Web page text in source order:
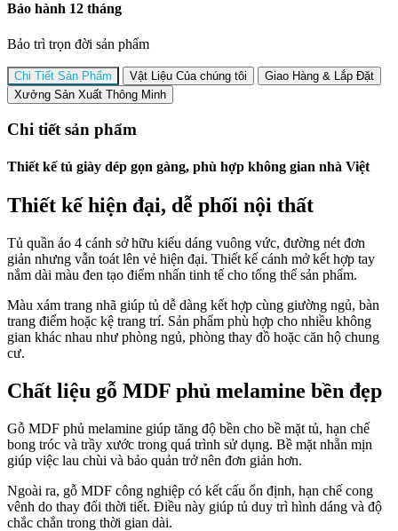
Bảo hành 12 tháng
Bảo trì trọn đời sản phẩm
Chi Tiết Sản Phẩm Vật Liệu Của chúng tôi
Giao Hàng & Lắp Đặt
Xưởng Sản Xuất Thông Minh
Chi tiết sản phẩm
Thiết kế tủ giày dép gọn gàng, phù hợp không gian nhà Việt
Thiết kế hiện đại, dễ phối nội thất
Tủ quần áo 4 cánh sở hữu kiểu dáng vuông vức, đường nét đơn
giản nhưng vẫn toát lên vẻ hiện đại. Thiết kế cánh mở kết hợp tay
nắm dài màu đen tạo điểm nhấn tinh tế cho tổng thể sản phẩm.
Màu xám trang nhã giúp tủ dễ dàng kết hợp cùng giường ngủ, bàn
trang điểm hoặc kệ trang trí. Sản phẩm phù hợp cho nhiều không
gian khác nhau như phòng ngủ, phòng thay đồ hoặc căn hộ chung
cư.
Chất liệu gỗ MDF phủ melamine bền đẹp
Gỗ MDF phủ melamine giúp tăng độ bền cho bề mặt tủ, hạn chế
bong tróc và trầy xước trong quá trình sử dụng. Bề mặt nhẵn mịn
giúp việc lau chùi và bảo quản trở nên đơn giản hơn.
Ngoài ra, gỗ MDF công nghiệp có kết cấu ổn định, hạn chế cong
vênh do thay đổi thời tiết. Điều này giúp tủ duy trì hình dáng và độ
chắc chắn trong thời gian dài.